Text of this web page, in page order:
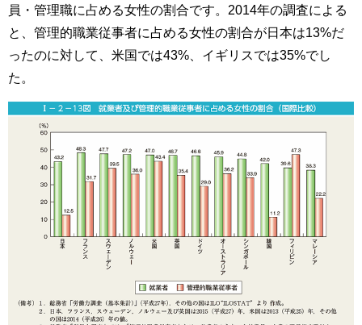
員・管理職に占める女性の割合です。2014年の調査による
と、管理的職業従事者に占める女性の割合が日本は13%だ
ったのに対して、米国では43%、イギリスでは35%でし
た。